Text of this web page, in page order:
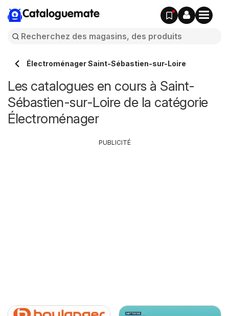
Cataloguemate
Électroménager Saint-Sébastien-sur-Loire
Les catalogues en cours à Saint-
Sébastien-sur-Loire de la catégorie
Électroménager
PUBLICITÉ